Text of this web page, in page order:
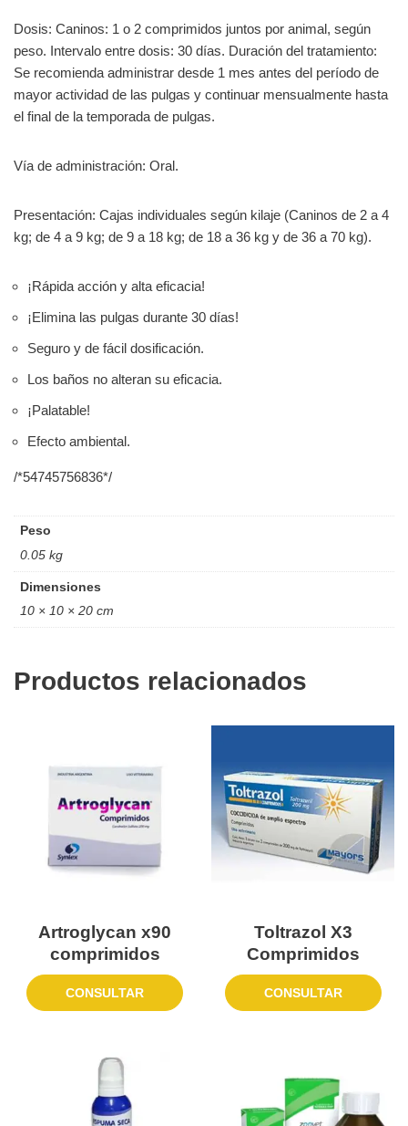
Dosis: Caninos: 1 o 2 comprimidos juntos por animal, según
peso. Intervalo entre dosis: 30 días. Duración del tratamiento:
Se recomienda administrar desde 1 mes antes del período de
mayor actividad de las pulgas y continuar mensualmente hasta
el final de la temporada de pulgas.
Vía de administración: Oral.
Presentación: Cajas individuales según kilaje (Caninos de 2 a 4
kg; de 4 a 9 kg; de 9 a 18 kg; de 18 a 36 kg y de 36 a 70 kg).
¡Rápida acción y alta eficacia!
¡Elimina las pulgas durante 30 días!
Seguro y de fácil dosificación.
Los baños no alteran su eficacia.
¡Palatable!
Efecto ambiental.
/*54745756836*/
Peso
0.05 kg
Dimensiones
10 × 10 × 20 cm
Productos relacionados
Artroglycan x90
comprimidos
CONSULTAR
Toltrazol X3
Comprimidos
CONSULTAR